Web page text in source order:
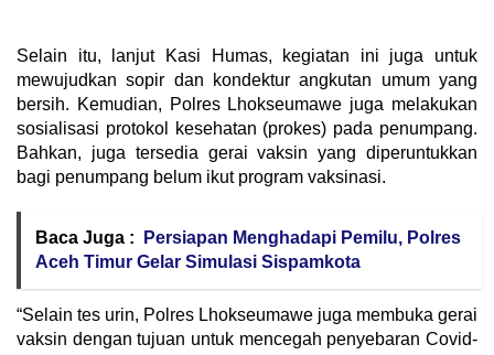
Selain itu, lanjut Kasi Humas, kegiatan ini juga untuk
mewujudkan sopir dan kondektur angkutan umum yang
bersih. Kemudian, Polres Lhokseumawe juga melakukan
sosialisasi protokol kesehatan (prokes) pada penumpang.
Bahkan, juga tersedia gerai vaksin yang diperuntukkan
bagi penumpang belum ikut program vaksinasi.
Baca Juga :
Persiapan Menghadapi Pemilu, Polres
Aceh Timur Gelar Simulasi Sispamkota
“Selain tes urin, Polres Lhokseumawe juga membuka gerai
vaksin dengan tujuan untuk mencegah penyebaran Covid-